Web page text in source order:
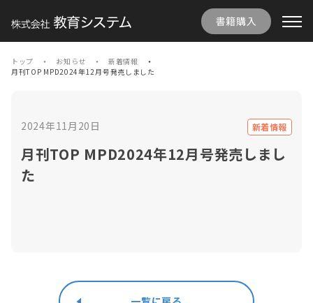
書籍購入
トップ お知らせ
新着情報
月刊TOP MPD2024年12月号発売しました
新着情報
2024年11月20日
月刊TOP MPD2024年12月号発売しまし
た